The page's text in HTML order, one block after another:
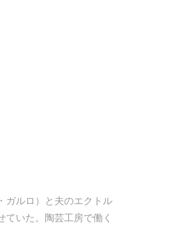
ガルロ）と夫のエクトル
ていた。陶芸工房で働く